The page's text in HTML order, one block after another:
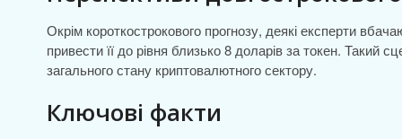
Окрім короткострокового прогнозу, деякі експерти
привести її до рівня близько 8 доларів за токен. Такий
загального стану криптовалютного сектору.
Ключові факти